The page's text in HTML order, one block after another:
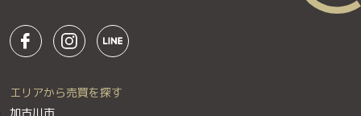
エリアから売買を探す
加古川市